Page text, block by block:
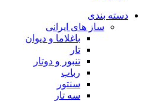
دسته بندی
ساز های ایرانی
باغلاما و دیوان
تار
تنبور و دوتار
رباب
سنتور
سه تار